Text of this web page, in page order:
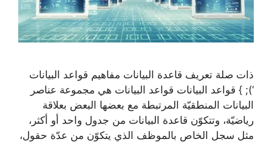
ذات صلة تعريف قاعدة البيانات مفاهيم قواعد البيانات
‘); } قواعد البيانات قواعد البيانات هي مجموعة عناصر
البيانات المنطقيّة المرتبطة مع بعضها البعض بعلاقة
رياضيّة، وتتكوّن قاعدة البيانات من جدول واحد أو أكثر،
مثل سجل الخاص بالموظف الذي يتكوّن من عدّة حقول،